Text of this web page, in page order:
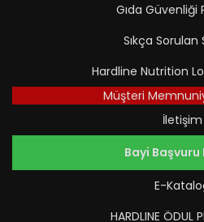
Gıda Güvenliği
Sıkça Sorulan
Hardline Nutrition
Müşteri
İletişim
Bayi Başvuru
E-
HARDLINE ÖDUL